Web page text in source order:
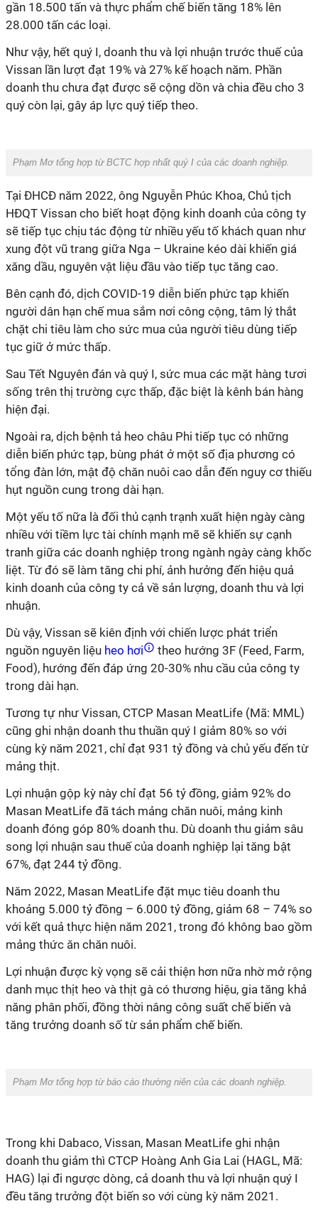
gần 18.500 tấn và thực phẩm chế biến tăng 18% lên
28.000 tấn các loại.
Như vậy, hết quý I, doanh thu và lợi nhuận trước thuế của
Vissan lần lượt đạt 19% và 27% kế hoạch năm. Phần
doanh thu chưa đạt được sẽ cộng dồn và chia đều cho 3
quý còn lại, gây áp lực quý tiếp theo.
Phạm Mơ tổng hợp từ BCTC hợp nhất quý I của các doanh nghiệp.
Tại ĐHCĐ năm 2022, ông Nguyễn Phúc Khoa, Chủ tịch
HĐQT Vissan cho biết hoạt động kinh doanh của công ty
sẽ tiếp tục chịu tác động từ nhiều yếu tố khách quan như
xung đột vũ trang giữa Nga – Ukraine kéo dài khiến giá
xăng dầu, nguyên vật liệu đầu vào tiếp tục tăng cao.
Bên cạnh đó, dịch COVID-19 diễn biến phức tạp khiến
người dân hạn chế mua sắm nơi công cộng, tâm lý thắt
chặt chi tiêu làm cho sức mua của người tiêu dùng tiếp
tục giữ ở mức thấp.
Sau Tết Nguyên đán và quý I, sức mua các mặt hàng tươi
sống trên thị trường cực thấp, đặc biệt là kênh bán hàng
hiện đại.
Ngoài ra, dịch bệnh tả heo châu Phi tiếp tục có những
diễn biến phức tạp, bùng phát ở một số địa phương có
tổng đàn lớn, mật độ chăn nuôi cao dẫn đến nguy cơ thiếu
hụt nguồn cung trong dài hạn.
Một yếu tố nữa là đối thủ cạnh trạnh xuất hiện ngày càng
nhiều với tiềm lực tài chính mạnh mẽ sẽ khiến sự cạnh
tranh giữa các doanh nghiệp trong ngành ngày càng khốc
liệt. Từ đó sẽ làm tăng chi phí, ảnh hưởng đến hiệu quả
kinh doanh của công ty cả về sản lượng, doanh thu và lợi
nhuận.
Dù vậy, Vissan sẽ kiên định với chiến lược phát triển
nguồn nguyên liệu heo hơi
theo hướng 3F (Feed, Farm,
Food), hướng đến đáp ứng 20-30% nhu cầu của công ty
trong dài hạn.
Tương tự như Vissan, CTCP Masan MeatLife (Mã: MML)
cũng ghi nhận doanh thu thuần quý I giảm 80% so với
cùng kỳ năm 2021, chỉ đạt 931 tỷ đồng và chủ yếu đến từ
mảng thịt.
Lợi nhuận gộp kỳ này chỉ đạt 56 tỷ đồng, giảm 92% do
Masan MeatLife đã tách mảng chăn nuôi, mảng kinh
doanh đóng góp 80% doanh thu. Dù doanh thu giảm sâu
song lợi nhuận sau thuế của doanh nghiệp lại tăng bật
67%, đạt 244 tỷ đồng.
Năm 2022, Masan MeatLife đặt mục tiêu doanh thu
khoảng 5.000 tỷ đồng – 6.000 tỷ đồng, giảm 68 – 74% so
với kết quả thực hiện năm 2021, trong đó không bao gồm
mảng thức ăn chăn nuôi.
Lợi nhuận được kỳ vọng sẽ cải thiện hơn nữa nhờ mở rộng
danh mục thịt heo và thịt gà có thương hiệu, gia tăng khả
năng phân phối, đồng thời nâng công suất chế biến và
tăng trưởng doanh số từ sản phẩm chế biến.
Phạm Mơ tổng hợp từ báo cáo thường niên của các doanh nghiệp.
Trong khi Dabaco, Vissan, Masan MeatLife ghi nhận
doanh thu giảm thì CTCP Hoàng Anh Gia Lai (HAGL, Mã:
HAG) lại đi ngược dòng, cả doanh thu và lợi nhuận quý I
đều tăng trưởng đột biến so với cùng kỳ năm 2021.